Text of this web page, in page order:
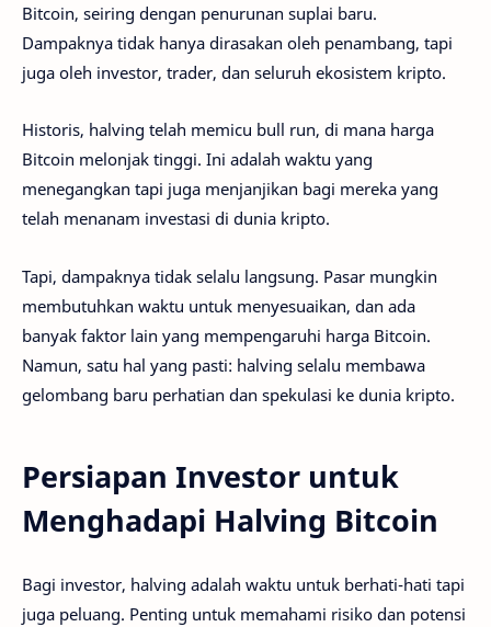
Bitcoin, seiring dengan penurunan suplai baru.
Dampaknya tidak hanya dirasakan oleh penambang, tapi
juga oleh investor, trader, dan seluruh ekosistem kripto.
Historis, halving telah memicu bull run, di mana harga
Bitcoin melonjak tinggi. Ini adalah waktu yang
menegangkan tapi juga menjanjikan bagi mereka yang
telah menanam investasi di dunia kripto.
Tapi, dampaknya tidak selalu langsung. Pasar mungkin
membutuhkan waktu untuk menyesuaikan, dan ada
banyak faktor lain yang mempengaruhi harga Bitcoin.
Namun, satu hal yang pasti: halving selalu membawa
gelombang baru perhatian dan spekulasi ke dunia kripto.
Persiapan Investor untuk
Menghadapi Halving Bitcoin
Bagi investor, halving adalah waktu untuk berhati-hati tapi
juga peluang. Penting untuk memahami risiko dan potensi